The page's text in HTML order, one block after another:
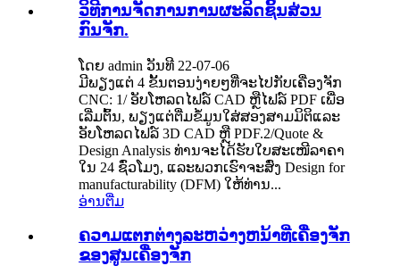
ວິທີການຈັດການການຜະລິດຊິ້ນສ່ວນ
ກົນຈັກ.
ໂດຍ admin ວັນທີ 22-07-06
ມີພຽງແຕ່ 4 ຂັ້ນຕອນງ່າຍໆທີ່ຈະໄປກັບເຄື່ອງຈັກ
CNC: 1/ ອັບໂຫລດໄຟລ໌ CAD ຫຼືໄຟລ໌ PDF ເພື່ອ
ເລີ່ມຕົ້ນ, ພຽງແຕ່ຕື່ມຂໍ້ມູນໃສ່ສອງສາມມິຕິແລະ
ອັບໂຫລດໄຟລ໌ 3D CAD ຫຼື PDF.2/Quote &
Design Analysis ທ່ານຈະໄດ້ຮັບໃບສະເໜີລາຄາ
ໃນ 24 ຊົ່ວໂມງ, ແລະພວກເຮົາຈະສົ່ງ Design for
manufacturability (DFM) ໃຫ້ທ່ານ...
ອ່ານ​ຕື່ມ
ຄວາມແຕກຕ່າງລະຫວ່າງຫນ້າທີ່ເຄື່ອງຈັກ
ຂອງສູນເຄື່ອງຈັກ